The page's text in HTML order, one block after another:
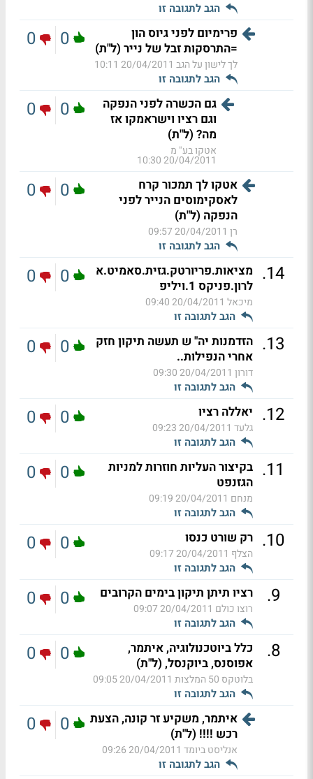
הגב לתגובה זו
פרימיום לפני גיוס הון
=התרסקות זבל של נייר (ל"ת)
לך לישון על הגב 20/04/2011 10:11
הגב לתגובה זו
0
0
גם הכשרה לפני הנפקה
וגם רציו וישראמקו אז
מה? (ל"ת)
אטקו בע" מ
20/04/2011 10:30
0
0
אטקו לך תמכור קרח
לאסקימוסים הנייר לפני
הנפקה (ל"ת)
רן 20/04/2011 09:57
הגב לתגובה זו
0
0
14
. מציאות.פריורטק.גזית.סאמיט.א
לרון.פניקס 1.ויליפ
מיכאל 20/04/2011 09:40
הגב לתגובה זו
0
0
13
. הזדמנות יה" ש תעשה תיקון חזק
אחרי הנפילות..
דורון 20/04/2011 09:30
הגב לתגובה זו
0
0
12
. יאללה רציו
גלעד 20/04/2011 09:23
הגב לתגובה זו
0
0
11
. בקיצור העליות חוזרות למניות
הגזנפט
מנחם 20/04/2011 09:19
הגב לתגובה זו
0
0
10
. רק שורט כנסו
הצלף 20/04/2011 09:17
הגב לתגובה זו
0
0
9
. רציו תיתן תיקון בימים הקרובים
רוצו כולם 20/04/2011 09:07
הגב לתגובה זו
0
0
8
.
כלל ביוטכנולוגיה, איתמר,
אפוסנס, ביוקנסל, (ל"ת)
בלוטקס 50 המלצות 20/04/2011 09:05
הגב לתגובה זו
0
0
איתמר, משקיע זר קונה, הצעת
רכש !!!! (ל"ת)
אנליסט ביומד 20/04/2011 09:26
הגב לתגובה זו
0
0